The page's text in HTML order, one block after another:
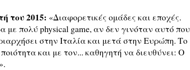
του 2015: «Διαφορετικές ομάδες και εποχές.
με πολύ physical game, αν δεν γινόταν αυτό που
στην Ιταλία και μετά στην Ευρώπη. Το
και με τον... καθηγητή να διευθύνει: Ο